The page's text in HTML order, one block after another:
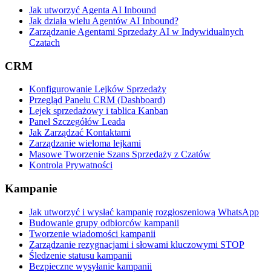
Jak utworzyć Agenta AI Inbound
Jak działa wielu Agentów AI Inbound?
Zarządzanie Agentami Sprzedaży AI w Indywidualnych
Czatach
CRM
Konfigurowanie Lejków Sprzedaży
Przegląd Panelu CRM (Dashboard)
Lejek sprzedażowy i tablica Kanban
Panel Szczegółów Leada
Jak Zarządzać Kontaktami
Zarządzanie wieloma lejkami
Masowe Tworzenie Szans Sprzedaży z Czatów
Kontrola Prywatności
Kampanie
Jak utworzyć i wysłać kampanię rozgłoszeniową WhatsApp
Budowanie grupy odbiorców kampanii
Tworzenie wiadomości kampanii
Zarządzanie rezygnacjami i słowami kluczowymi STOP
Śledzenie statusu kampanii
Bezpieczne wysyłanie kampanii